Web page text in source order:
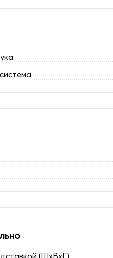
(ШxВxГ)